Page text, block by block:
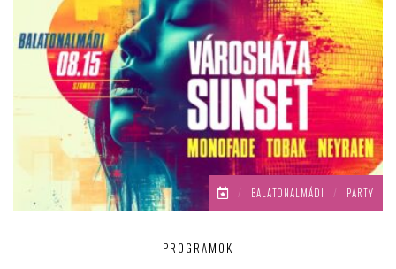
/ BALATONALMÁDI / PARTY
PROGRAMOK